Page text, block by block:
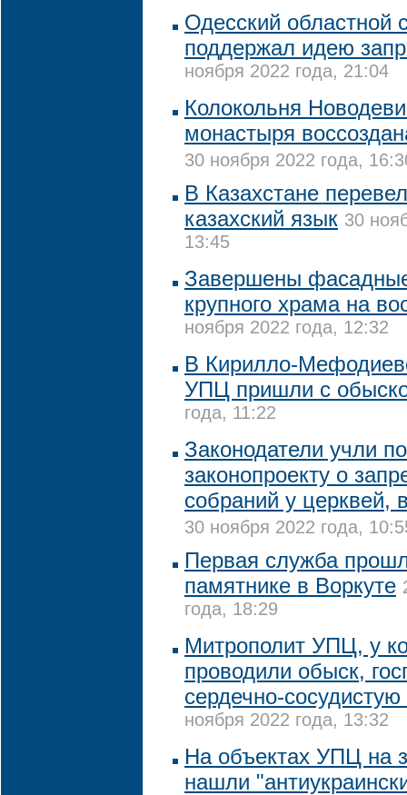
Одесский областной
поддержал идею
ноября 2022 года, 21:04
Колокольня
монастыря
30 ноября 2022 года,
В Казахстане
казахский язык 30
13:45
Завершены
крупного храма на
ноября 2022 года, 12:32
В Кирилло-
УПЦ пришли с
года, 11:22
Законодатели учли
законопроекту о
собраний у церквей,
30 ноября 2022 года,
Первая служба
памятнике в Воркуте
года, 18:29
Митрополит УПЦ, у
проводили обыск,
сердечно-сосудистую
ноября 2022 года, 13:32
На объектах УПЦ на
нашли